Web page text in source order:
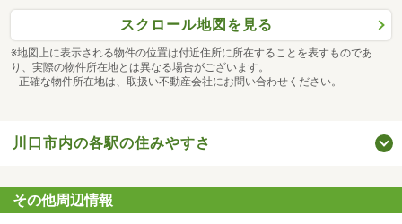
みを
安心に変えるお手伝いをさせて頂きます。
住宅ローンと保険の見直しなどにより数百万円単位以上の
経済効果の提供を目指します。
住まいの急なトラブルやお困り事に24時間365日対応。
■Club Offプレミアム
スクロール地図を見る
※地図上に表示される物件の位置は付近住所に所在することを表すものであ
り、実際の物件所在地とは異なる場合がございます。
正確な物件所在地は、取扱い不動産会社にお問い合わせください。
川口市内の各駅の住みやすさ
その他周辺情報